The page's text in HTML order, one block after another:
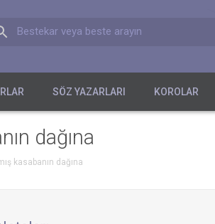
Bestekar veya beste arayın
SÖZ YAZARLARI KOROLAR
dağına
kasabanın dağına